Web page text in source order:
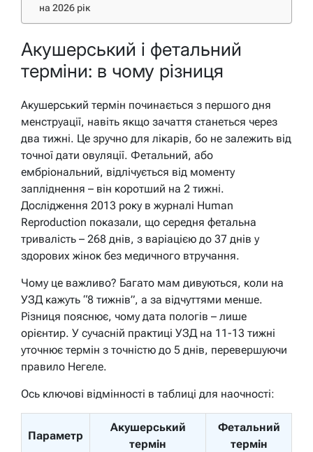
на 2026 рік
Акушерський і фетальний
терміни: в чому різниця
Акушерський термін починається з першого дня
менструації, навіть якщо зачаття станеться через
два тижні. Це зручно для лікарів, бо не залежить від
точної дати овуляції. Фетальний, або
ембріональний, відлічується від моменту
запліднення – він коротший на 2 тижні.
Дослідження 2013 року в журналі Human
Reproduction показали, що середня фетальна
тривалість – 268 днів, з варіацією до 37 днів у
здорових жінок без медичного втручання.
Чому це важливо? Багато мам дивуються, коли на
УЗД кажуть “8 тижнів”, а за відчуттями менше.
Різниця пояснює, чому дата пологів – лише
орієнтир. У сучасній практиці УЗД на 11-13 тижні
уточнює термін з точністю до 5 днів, перевершуючи
правило Негеле.
Ось ключові відмінності в таблиці для наочності:
Параметр
Акушерський
термін
Фетальний
термін